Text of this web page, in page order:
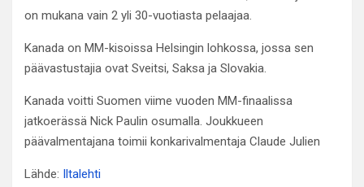
on mukana vain 2 yli 30-vuotiasta pelaajaa.
Kanada on MM-kisoissa Helsingin lohkossa, jossa sen
päävastustajia ovat Sveitsi, Saksa ja Slovakia.
Kanada voitti Suomen viime vuoden MM-finaalissa
jatkoerässä Nick Paulin osumalla. Joukkueen
päävalmentajana toimii konkarivalmentaja Claude Julien
Lähde: Iltalehti